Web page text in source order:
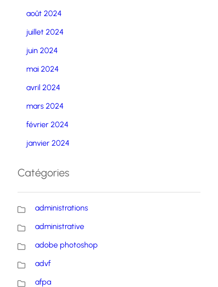
août 2024
juillet 2024
juin 2024
mai 2024
avril 2024
mars 2024
février 2024
janvier 2024
Catégories
administrations
administrative
adobe photoshop
advf
afpa